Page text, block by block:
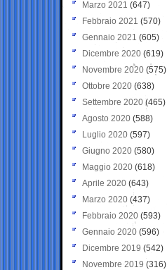
Marzo 2021 (647)
Febbraio 2021 (570)
Gennaio 2021 (605)
Dicembre 2020 (619)
Novembre 2020 (575)
Ottobre 2020 (638)
Settembre 2020(465)
Agosto 2020 (588)
Luglio 2020 (597)
Giugno 2020 (580)
Maggio 2020 (618)
Aprile 2020 (643)
Marzo 2020 (437)
Febbraio 2020 (593)
Gennaio 2020 (596)
Dicembre 2019 (542)
Novembre 2019 (316)